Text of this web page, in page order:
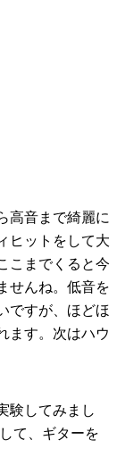
高音まで綺麗に
ヒットをして大
こまでくると今
せんね。低音を
ですが、ほどほ
ます。次はハウ
験してみまし
て、ギターを